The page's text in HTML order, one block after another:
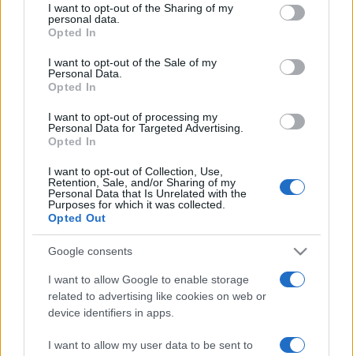
not limited to your visit or usage behaviour. You may click to
grant or deny consent to Google and its third-party tags to
use your data for below specified purposes in below Google
consent section.
I want to opt-out of the Sharing of my
personal data.
Opted In
I want to opt-out of the Sale of my
Personal Data.
Opted In
I want to opt-out of processing my
Personal Data for Targeted Advertising.
Opted In
I want to opt-out of Collection, Use,
Retention, Sale, and/or Sharing of my
Personal Data that Is Unrelated with the
Purposes for which it was collected.
Opted Out
Google consents
I want to allow Google to enable storage
related to advertising like cookies on web or
device identifiers in apps.
I want to allow my user data to be sent to
nemzetközi együttműködései során is megvalósul. A Cziffra
György-emlékév programjai Balázs János Kossuth-díjas
zongoraművész művészeti vezetésével egyedülálló
szakmai összefogás keretei között valósulnak meg, számos
mellett.
Közreműködik: Balázs János (zongora), Sárközy Lajos
(hegedű), Nicole Henter (fuvola), Denys Dragan (zongora)
Nyitókép: Denys Dragan (fotó: Andrej Grilc), Nicole Henter
(fotó: Franz Johann Morgenbesser), Balázs János (fotó: